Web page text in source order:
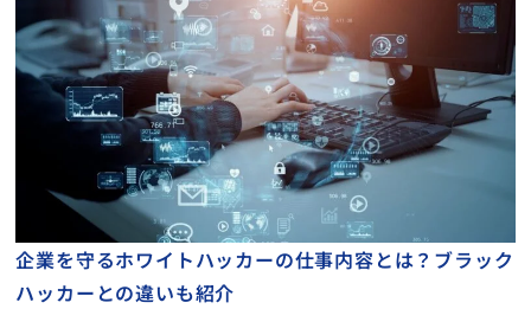
企業を守るホワイトハッカーの仕事内容とは？ブラック
ハッカーとの違いも紹介